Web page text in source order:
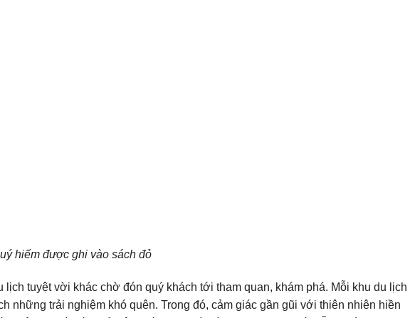
tin hữu ích. Kính chúc quý khách có kỳ du lịch vui vẻ và an toàn.
giá ưu đãi tại TPHCM với những dòng xe sang trọng và đẳng cấp như Ford
22 chỗ. Dịch vụ cho thuê xe du lịch của chúng tôi phục vụ cho những